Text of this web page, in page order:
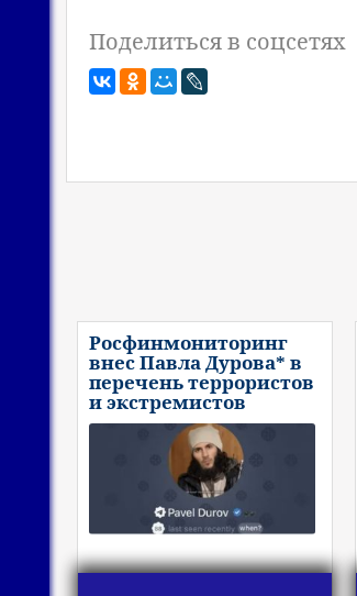
Поделиться в соцсетях
Росфинмониторинг
внес Павла Дурова* в
перечень террористов
и экстремистов